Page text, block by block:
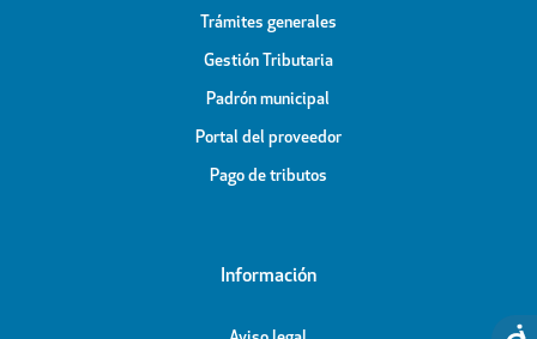
Trámites generales
Gestión Tributaria
Padrón municipal
Portal del proveedor
Pago de tributos
Información